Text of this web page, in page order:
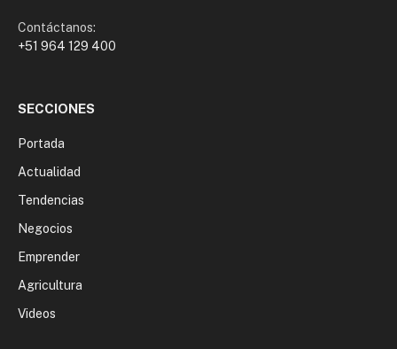
Contáctanos:
+51 964 129 400
SECCIONES
Portada
Actualidad
Tendencias
Negocios
Emprender
Agricultura
Videos